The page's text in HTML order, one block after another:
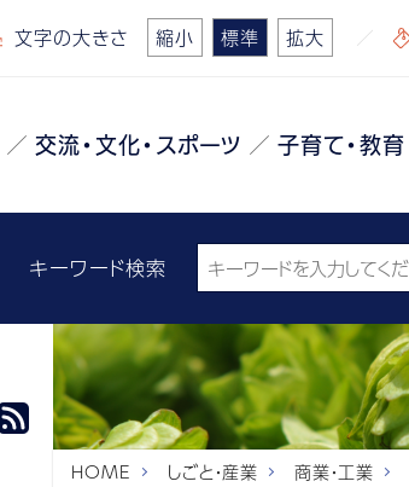
文字の大きさ 縮小 標準 拡大
交流・文化・スポーツ 子育て・教育
キーワード検索
HOME しごと・産業 商業・工業